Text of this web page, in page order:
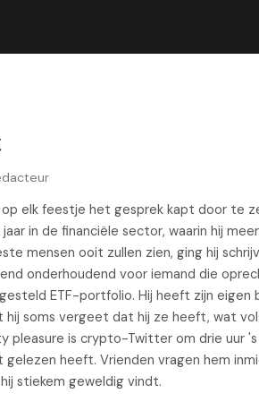
op elk feestje het gesprek kapt door te
in de financiële sector, waarin hij
mensen ooit zullen zien, ging hij
onderhoudend voor iemand die
ETF-portfolio. Hij heeft zijn eigen
soms vergeet dat hij ze heeft, wat
pleasure is crypto-Twitter om drie uur
heeft. Vrienden vragen hem
stiekem geweldig vindt.